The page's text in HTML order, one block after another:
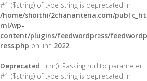
#1 ($string) of type string is deprecated in
/home/shoithi/2chanantena.com/public_ht
ml/wp-
content/plugins/feedwordpress/feedwordp
ress.php on line 2022
Deprecated: trim(): Passing null to parameter
#1 ($string) of type string is deprecated in